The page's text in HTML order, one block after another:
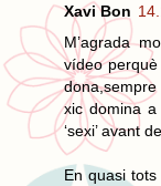
Xavi Bon
M’agrada
vídeo
xic domina
‘sexi’ avant
En quasi